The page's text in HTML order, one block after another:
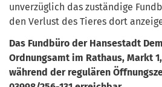
unverzüglich das zuständige
den Verlust des Tieres dort
Das Fundbüro der Hansestadt
Ordnungsamt im Rathaus, Markt
während der regulären